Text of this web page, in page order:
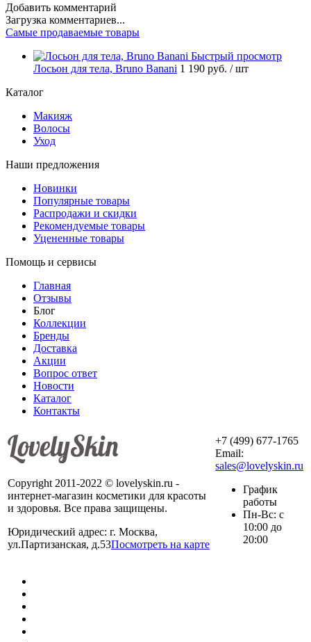
Добавить комментарий
Загрузка комментариев...
Самые продаваемые товары
Быстрый просмотр
Лосьон для тела, Bruno Banani 1 190 руб. / шт
Каталог
Макияж
Волосы
Уход
Наши предложения
Новинки
Популярные товары
Распродажи и скидки
Рекомендуемые товары
Уцененные товары
Помощь и сервисы
Главная
Отзывы
Блог
Коллекции
Бренды
Доставка
Акции
Вопрос ответ
Новости
Каталог
Контакты
Copyright 2011-2022 © lovelyskin.ru -
интернет-магазин косметики для красоты
и здоровья. Все права защищены.
Юридический адрес: г. Москва,
ул.Партизанская, д.53Посмотреть на карте
+7 (499) 677-1765
Email:
sales@lovelyskin.ru
График
работы
Пн-Вс: с
10:00 до
20:00